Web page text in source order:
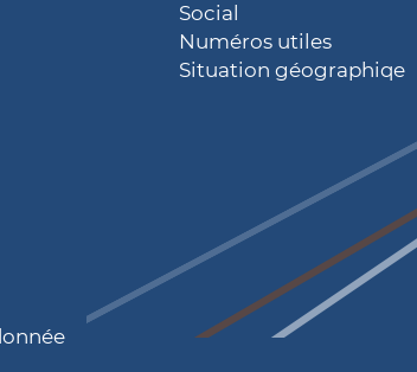
Social
Numéros utiles
Situation géographiqe